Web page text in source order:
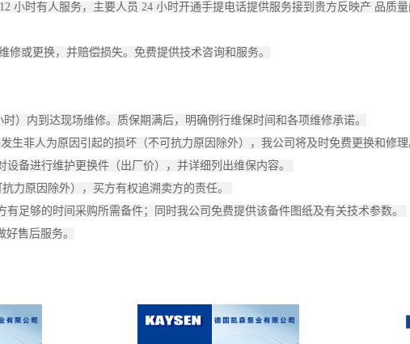
小时有人服务，主要人员 24 小时开通手提电话提供服务接到贵方反映产 品质
或更换，并赔偿损失。免费提供技术咨询和服务。
）内到达现场维修。质保期满后，明确例行维保时间和各项维修承诺。
非人为原因引起的损坏（不可抗力原因除外），我公司将及时免费更换和修理
备进行维护更换件（出厂价），并详细列出维保内容。
力原因除外），买方有权追溯卖方的责任。
足够的时间采购所需备件；同时我公司免费提供该备件图纸及有关技术参数。
售后服务。